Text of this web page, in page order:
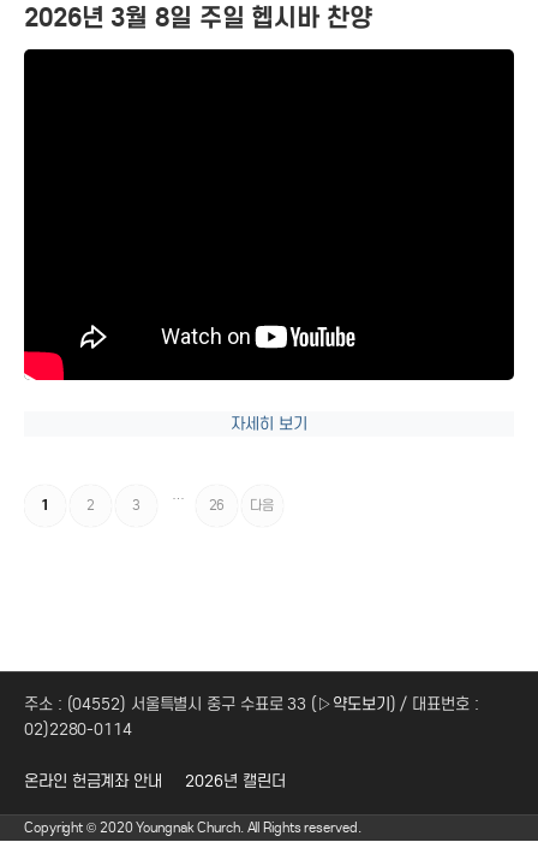
2026년 3월 8일 주일 헵시바 찬양
자세히 보기
1 2 3
…
26 다음
주소 : (04552) 서울특별시 중구 수표로 33 (▷약도보기 ) / 대표번호 :
02)2280-0114
온라인 헌금계좌 안내 2026년 캘린더
Copyright © 2020 Youngnak Church. All Rights reserved.